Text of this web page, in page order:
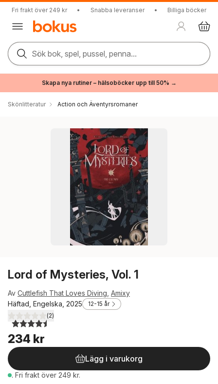
Fri frakt över 249 kr • Snabba leveranser • Billiga böcker
Sök bok, spel, pussel, penna...
Skapa nya rutiner – hälsoböcker upp till 50% →
Skönlitteratur Action och Äventyrsromaner
Lord of Mysteries, Vol. 1
Av Cuttlefish That Loves Diving Amixy
Häftad, Engelska, 2025
12-15 år
4,5utav 5 stjärnor. Totalt antal röster:
(2)
234 kr
Lägg i varukorg
. Fri frakt över 249 kr.